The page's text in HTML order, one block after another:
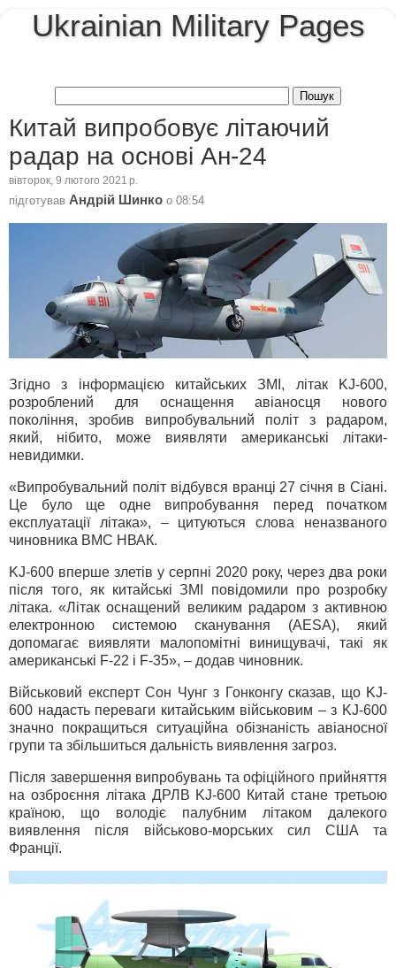
Ukrainian Military Pages
Китай випробовує літаючий
радар на основі Ан-24
вівторок, 9 лютого 2021 р.
підготував Андрій Шинко о 08:54
Згідно з інформацією китайських ЗМІ, літак KJ-600,
розроблений для оснащення авіаносця нового
покоління, зробив випробувальний політ з радаром,
який, нібито, може виявляти американські літаки-
невидимки.
«Випробувальний політ відбувся вранці 27 січня в Сіані.
Це було ще одне випробування перед початком
експлуатації літака», – цитуються слова неназваного
чиновника ВМС НВАК.
KJ-600 вперше злетів у серпні 2020 року, через два роки
після того, як китайські ЗМІ повідомили про розробку
літака. «Літак оснащений великим радаром з активною
електронною системою сканування (AESA), який
допомагає виявляти малопомітні винищувачі, такі як
американські F-22 і F-35», – додав чиновник.
Військовий експерт Сон Чунг з Гонконгу сказав, що KJ-
600 надасть переваги китайським військовим – з KJ-600
значно покращиться ситуаційна обізнаність авіаносної
групи та збільшиться дальність виявлення загроз.
Після завершення випробувань та офіційного прийняття
на озброєння літака ДРЛВ KJ-600 Китай стане третьою
країною, що володіє палубним літаком далекого
виявлення після військово-морських сил США та
Франції.